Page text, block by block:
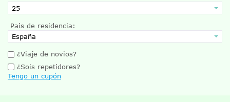
Pais de residencia:
¿Viaje de novios?
¿Sois repetidores?
Tengo un cupón